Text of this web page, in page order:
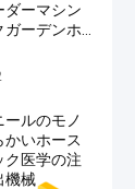
ダーマシン
ガーデンホ
の管の押出
ルのモノ
かいホース
ク医学の注
機械